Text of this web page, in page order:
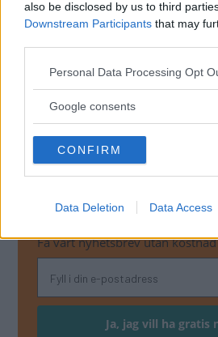
also be disclosed by us to third
Downstream Participants that may
Please note that this website/app
not limited to your visit or usage
use your data for below specified
consent section.
Personal Data Processing Opt
Google consents
CONFIRM
Data Deletion Data Access
RELATERADE BILDSPEL
BILDSPEL: WESTFALIA KEPLER
BILDSPEL: SMAKPROV FRÅN
MISSA INTE KOMMANDE
WESTFALIA
Få vårt nyhetsbrev utan kostnad